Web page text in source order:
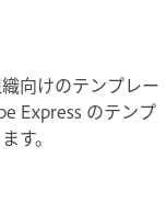
向けのテンプレー
Express のテンプ
す。